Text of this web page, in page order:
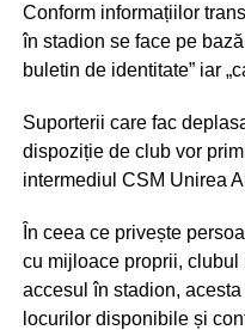
Conform informațiilor
în stadion se face pe
buletin de identitate” iar
Suporterii care fac
dispoziție de club vor
intermediul CSM Unirea
În ceea ce privește
cu mijloace proprii, clubul
accesul în stadion,
locurilor disponibile și